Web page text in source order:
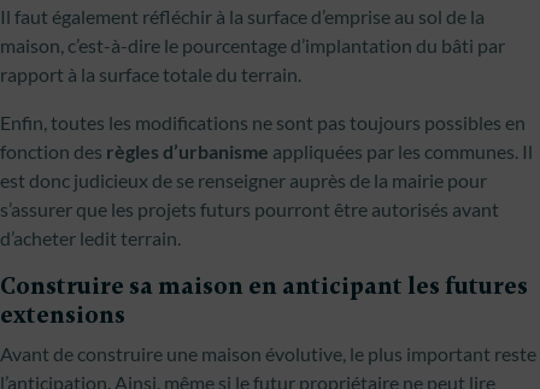
Il faut également réfléchir à la surface d’emprise au sol de la
maison, c’est-à-dire le pourcentage d’implantation du bâti par
rapport à la surface totale du terrain.
Enfin, toutes les modifications ne sont pas toujours possibles en
fonction des règles d’urbanisme appliquées par les communes. Il
est donc judicieux de se renseigner auprès de la mairie pour
s’assurer que les projets futurs pourront être autorisés avant
d’acheter ledit terrain.
Construire sa maison en anticipant les futures
extensions
Avant de construire une maison évolutive, le plus important reste
l’anticipation. Ainsi, même si le futur propriétaire ne peut lire